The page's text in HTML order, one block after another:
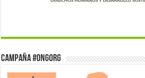
Campaña #ONGorg